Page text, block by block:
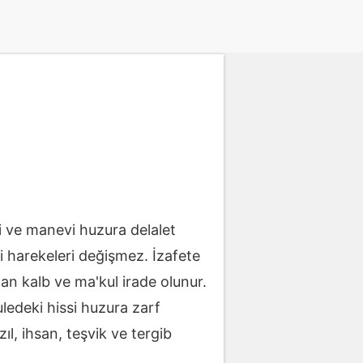
ve manevi huzura delalet
harekeleri değişmez. İzafete
kalb ve ma'kul irade olunur.
hissi huzura zarf
ihsan, teşvik ve tergib